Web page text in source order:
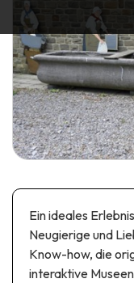
Archäologie
Kunst
Handwerk & Know-
Schlösser,
Folklore & Lokale
Geschichte
Wissenschaftsparks
Automobil- &
Höhlen
Garten, Parks &
Aquarien, Tierparks
Touristen-&
Draisinen &
Kajaks
Themen- und
Unterhaltungs-&
DIE
Ein ideales
Neugierige und
Know-how, die
interaktive